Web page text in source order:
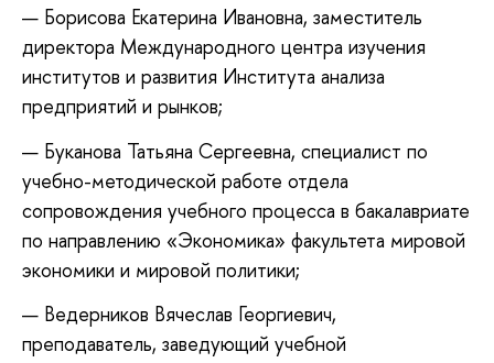
Борисова Екатерина Ивановна, заместитель
директора Международного центра изучения
институтов и развития Института анализа
предприятий и рынков;
Буканова Татьяна Сергеевна, специалист по
учебно-методической работе отдела
сопровождения учебного процесса в бакалавриате
по направлению «Экономика» факультета мировой
экономики и мировой политики;
Ведерников Вячеслав Георгиевич,
преподаватель, заведующий учебной